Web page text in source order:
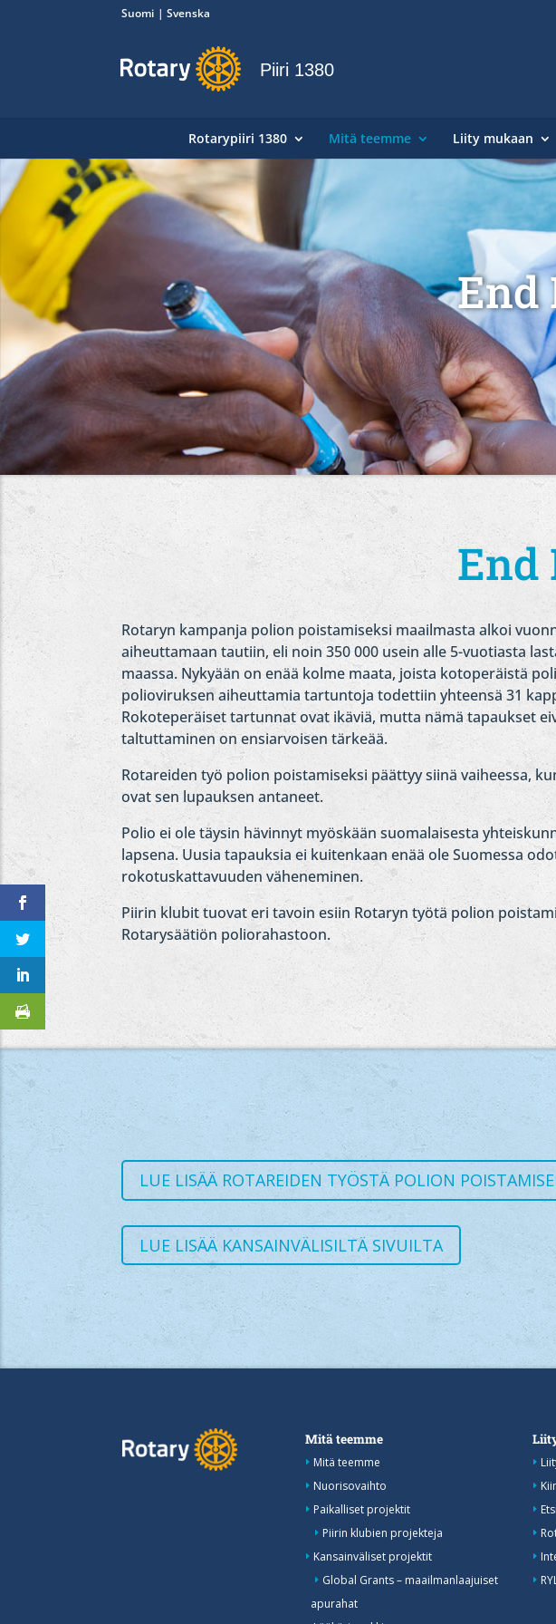
Suomi Svenska
Piiri 1380
Rotarypiiri 1380 Mitä teemme Liity mukaan
End
End
Rotaryn kampanja polion poistamiseksi maailmasta alkoi
aiheuttamaan tautiin, eli noin 350 000 usein alle 5-vuotiasta
maassa. Nykyään on enää kolme maata, joista kotoperäistä
polioviruksen aiheuttamia tartuntoja todettiin yhteensä 31
Rokoteperäiset tartunnat ovat ikäviä, mutta nämä tapaukset
taltuttaminen on ensiarvoisen tärkeää.
Rotareiden työ polion poistamiseksi päättyy siinä vaiheessa,
ovat sen lupauksen antaneet.
Polio ei ole täysin hävinnyt myöskään suomalaisesta
lapsena. Uusia tapauksia ei kuitenkaan enää ole Suomessa
rokotuskattavuuden väheneminen.
Piirin klubit tuovat eri tavoin esiin Rotaryn työtä polion
Rotarysäätiön poliorahastoon.
LUE LISÄÄ ROTAREIDEN TYÖSTÄ POLION
LUE LISÄÄ KANSAINVÄLISILTÄ SIVUILTA
Mitä teemme
Mitä teemme
Nuorisovaihto
Paikalliset projektit
Piirin klubien projekteja
Kansainväliset projektit
Global Grants – maailmanlaajuiset
apurahat